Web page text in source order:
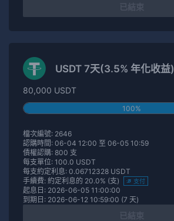
USDT 7天(3.5% 年化收益)
80,000 USDT
100%
檔次編號: 2646
認購時間: 06-04 12:00 至 06-05 10:59
債權認購: 800 支
每支單位: 100.0 USDT
每支約定利息: 0.06712328 USDT
手續費: 約定利息的 20.0% (支)
支付
起息日: 2026-06-05 11:00:00
到期日: 2026-06-12 10:59:00 (7 天)